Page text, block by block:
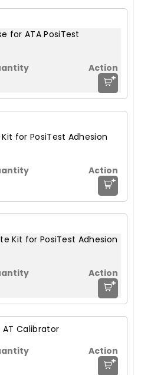
for ATA PosiTest
+
Kit for PosiTest Adhesion
+
Kit for PosiTest Adhesion
+
AT Calibrator
+